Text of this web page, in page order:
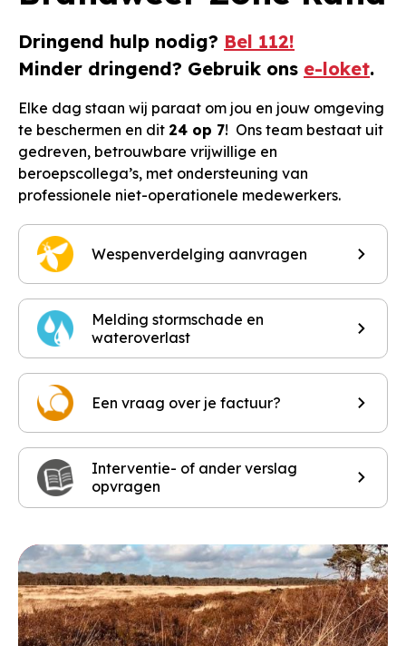
Dringend hulp nodig? Bel 112!
Minder dringend? Gebruik ons e-loket.
Elke dag staan wij paraat om jou en jouw omgeving
te beschermen en dit 24 op 7! Ons team bestaat uit
gedreven, betrouwbare vrijwillige en
beroepscollega’s, met ondersteuning van
professionele niet-operationele medewerkers.
Wespenverdelging aanvragen
Melding stormschade en
wateroverlast
Een vraag over je factuur?
Interventie- of ander verslag
opvragen